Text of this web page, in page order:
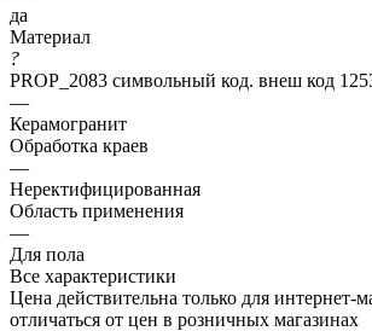
да
Материал
?
PROP_2083 символьный код. внеш код
—
Керамогранит
Обработка краев
—
Неректифицированная
Область применения
—
Для пола
Все характеристики
Цена действительна только для интернет-
отличаться от цен в розничных магазинах